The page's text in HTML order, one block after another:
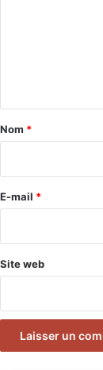
a
e
Nom *
E-mail *
Site web